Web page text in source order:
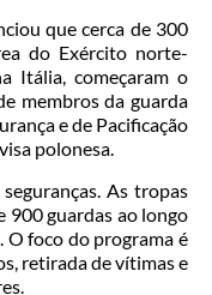
que cerca de 300
do Exército norte-
Itália, começaram o
membros da guarda
e de Pacificação
polonesa.
As tropas
900 guardas ao longo
O foco do programa é
retirada de vítimas e